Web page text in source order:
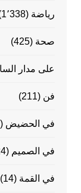
رياضة (1٬338)
صحة (425)
على مدار
فن (211)
في الحضيض (14)
في الصميم (24)
في القمة (14)